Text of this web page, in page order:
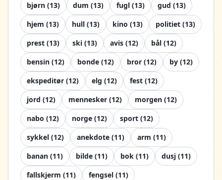
bjørn (13) dum (13) fugl (13) gud (13)
hjem (13) hull (13) kino (13) politiet (13)
prest (13) ski (13) avis (12) bål (12)
bensin (12) bonde (12) bror (12) by (12)
ekspeditør (12) elg (12) fest (12)
jord (12) mennesker (12) morgen (12)
nabo (12) norge (12) sport (12)
sykkel (12) anekdote (11) arm (11)
banan (11) bilde (11) bok (11) dusj (11)
fallskjerm (11) fengsel (11)